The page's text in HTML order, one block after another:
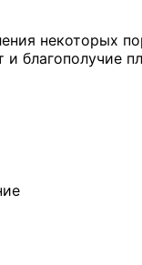
некоторых
благополучие